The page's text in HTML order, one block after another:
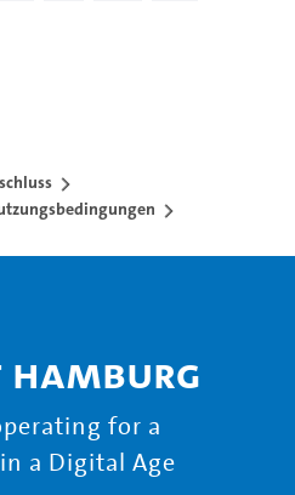
for a
a Digital Age